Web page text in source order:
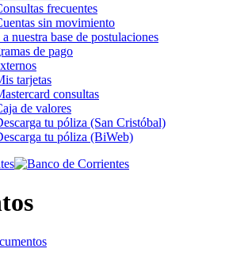
frecuentes
sin movimiento
a nuestra base de postulaciones
de pago
tarjetas
consultas
de valores
tu póliza (San Cristóbal)
tu póliza (BiWeb)